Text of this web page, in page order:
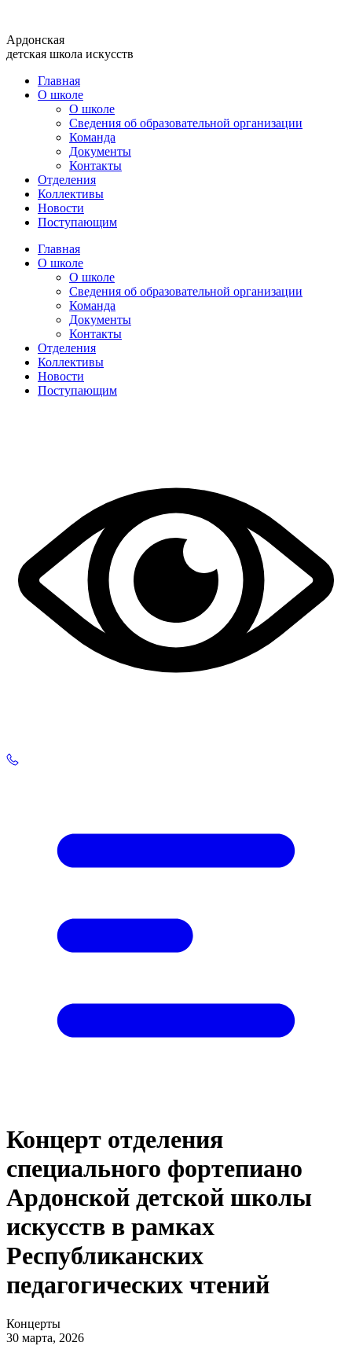
содержимому
Ардонская
детская школа искусств
Главная
О школе
О школе
Сведения об образовательной организации
Команда
Документы
Контакты
Отделения
Коллективы
Новости
Поступающим
Главная
О школе
О школе
Сведения об образовательной организации
Команда
Документы
Контакты
Отделения
Коллективы
Новости
Поступающим
Концерт отделения
специального фортепиано
Ардонской детской школы
искусств в рамках
Республиканских
педагогических чтений
Концерты
30 марта, 2026